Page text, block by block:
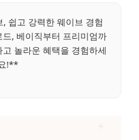
쉽고 강력한 웨이브 경험
, 베이직부터 프리미엄까
놀라운 혜택을 경험하세
!**